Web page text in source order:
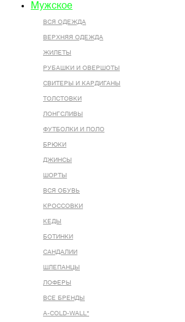
Мужское
ВСЯ ОДЕЖДА
ВЕРХНЯЯ ОДЕЖДА
ЖИЛЕТЫ
РУБАШКИ И ОВЕРШОТЫ
СВИТЕРЫ И КАРДИГАНЫ
ТОЛСТОВКИ
ЛОНГСЛИВЫ
ФУТБОЛКИ И ПОЛО
БРЮКИ
ДЖИНСЫ
ШОРТЫ
ВСЯ ОБУВЬ
КРОССОВКИ
КЕДЫ
БОТИНКИ
САНДАЛИИ
ШЛЕПАНЦЫ
ЛОФЕРЫ
ВСЕ БРЕНДЫ
A-COLD-WALL*